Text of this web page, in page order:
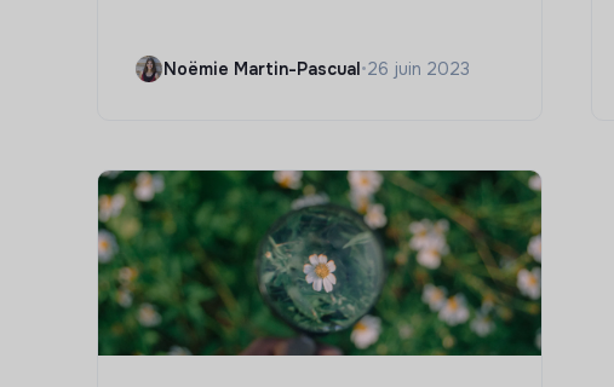
Noëmie Martin-Pascual•26 juin 2023